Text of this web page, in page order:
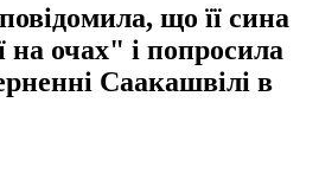
що її сина
на очах" і попросила
Саакашвілі в